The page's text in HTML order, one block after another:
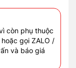
còn phụ thuộc
gọi ZALO /
và báo giá